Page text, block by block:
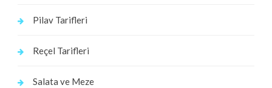
Pilav Tarifleri
Reçel Tarifleri
Salata ve Meze